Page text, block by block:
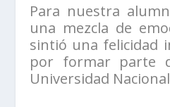
Para nuestra
una mezcla de
sintió una felicidad
por formar parte
Universidad